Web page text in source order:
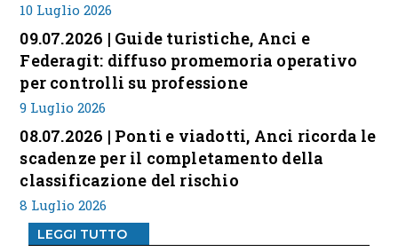
10 Luglio 2026
09.07.2026 | Guide turistiche, Anci e
Federagit: diffuso promemoria operativo
per controlli su professione
9 Luglio 2026
08.07.2026 | Ponti e viadotti, Anci ricorda le
scadenze per il completamento della
classificazione del rischio
8 Luglio 2026
LEGGI TUTTO